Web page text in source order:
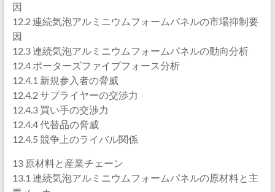
因
12.2 連続気泡アルミニウムフォームパネルの市場抑制要
因
12.3 連続気泡アルミニウムフォームパネルの動向分析
12.4 ポーターズファイブフォース分析
12.4.1 新規参入者の脅威
12.4.2 サプライヤーの交渉力
12.4.3 買い手の交渉力
12.4.4 代替品の脅威
12.4.5 競争上のライバル関係
13 原材料と産業チェーン
13.1 連続気泡アルミニウムフォームパネルの原材料と主